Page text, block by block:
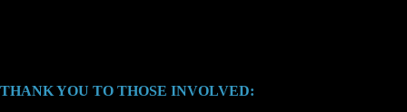
THANK YOU TO THOSE INVOLVED: